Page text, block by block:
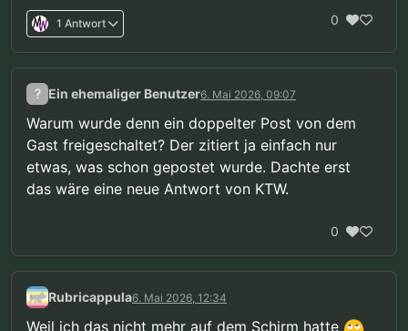
1 Antwort 0
? Ein ehemaliger Benutzer6. Mai 2026, 09:07
Warum wurde denn ein doppelter Post von dem
Gast freigeschaltet? Der zitiert ja einfach nur
etwas, was schon gepostet wurde. Dachte erst
das wäre eine neue Antwort von KTW.
0
Rubricappula6. Mai 2026, 12:34
Weil ich das nicht mehr auf dem Schirm hatte